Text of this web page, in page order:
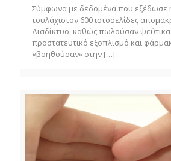
Σύμφωνα με δεδομένα που εξέδωσε
τουλάχιστον 600 ιστοσελίδες
Διαδίκτυο, καθώς πωλούσαν
προστατευτικό εξοπλισμό και
«βοηθούσαν» στην […]